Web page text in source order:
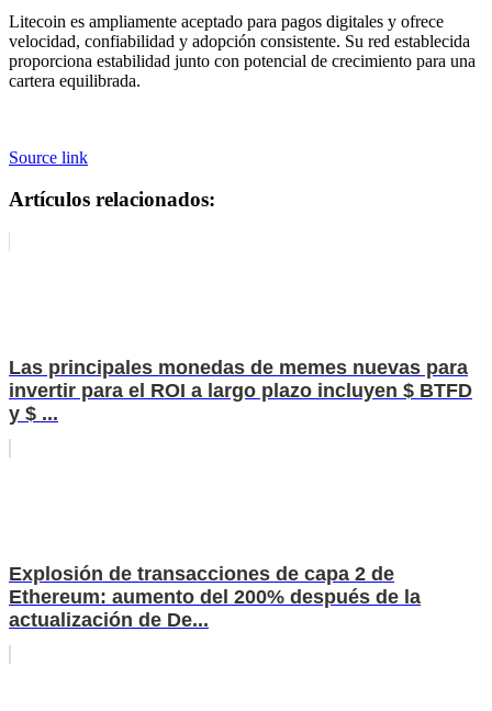
Litecoin es ampliamente aceptado para pagos digitales y ofrece
velocidad, confiabilidad y adopción consistente. Su red establecida
proporciona estabilidad junto con potencial de crecimiento para una
cartera equilibrada.
Source link
Artículos relacionados:
Las principales monedas de memes nuevas para
invertir para el ROI a largo plazo incluyen $ BTFD
y $ ...
Explosión de transacciones de capa 2 de
Ethereum: aumento del 200% después de la
actualización de De...